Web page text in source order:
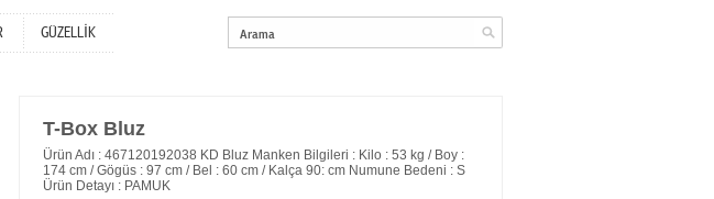
GÜZELLİK
T-Box Bluz
Ürün Adı : 467120192038 KD Bluz Manken Bilgileri : Kilo : 53 kg / Boy :
174 cm / Gögüs : 97 cm / Bel : 60 cm / Kalça 90: cm Numune Bedeni : S
Ürün Detayı : PAMUK